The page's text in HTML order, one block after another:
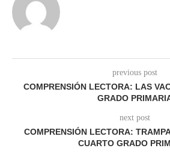
previous post
COMPRENSIÓN LECTORA: LAS
GRADO
next post
COMPRENSIÓN LECTORA:
CUARTO GRADO